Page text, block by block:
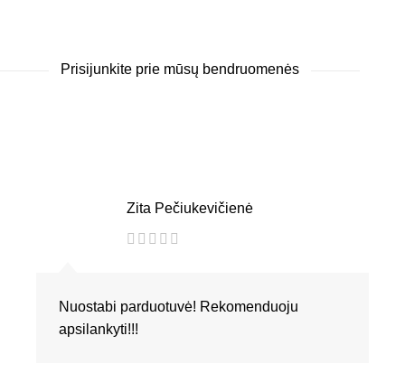
Prisijunkite prie mūsų bendruomenės
Zita Pečiukevičienė
Nuostabi parduotuvė! Rekomenduoju
apsilankyti!!!